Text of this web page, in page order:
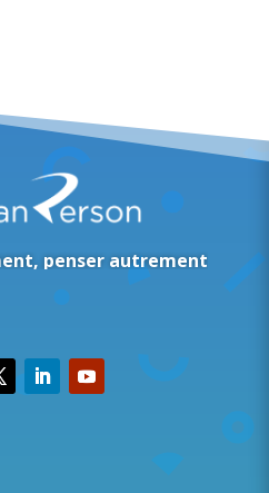
penser autrement